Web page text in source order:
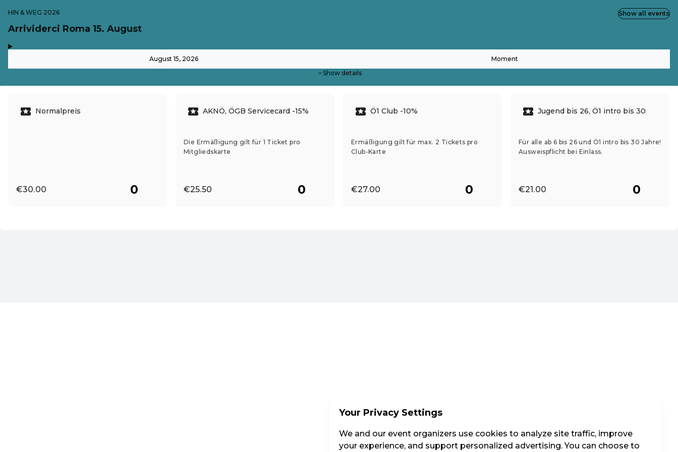
HIN & WEG 2026
Arrividerci Roma 15. August
August 15, 2026 Moment
Show details
Show all events
Normalpreis
€30.00
AKNÖ, ÖGB Servicecard -15%
Die Ermäßigung gilt für 1 Ticket pro
Mitgliedskarte
€25.50
Ö1 Club -10%
Ermäßigung gilt für max. 2 Tickets pro
Club-Karte
€27.00
Jugend bis 26, Ö1 intro bis 30
Für alle ab 6 bis 26 und Ö1 intro bis 30 Jahre!
Ausweispflicht bei Einlass.
€21.00
Your Privacy Settings
We and our event organizers use cookies to analyze site traffic, improve
your experience, and support personalized advertising. You can choose to